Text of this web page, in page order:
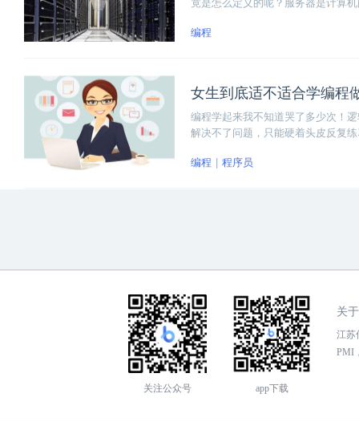
竟是怎么定义的呢？服务器是计算
编程
女生到底适不适合学编程
编程学起来我不知道哭了多少次！
解决不了问题，只能硬着头皮反复
编程
程序员
关注公众号 app下载
关
江苏
PMI